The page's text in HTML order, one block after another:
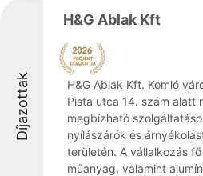
Díjazottak
H&G Ablak Kft
H&G Ablak Kft. Komló
Pista utca 14. szám alatt
megbízható
nyílászárók és
területén. A vállalkozás
műanyag, valamint